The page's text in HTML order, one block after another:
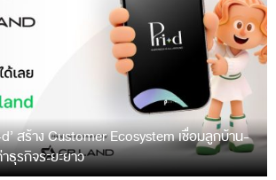
สร้าง Customer Ecosystem เชื่อมลูกบ้าน-
รกิจระยะยาว